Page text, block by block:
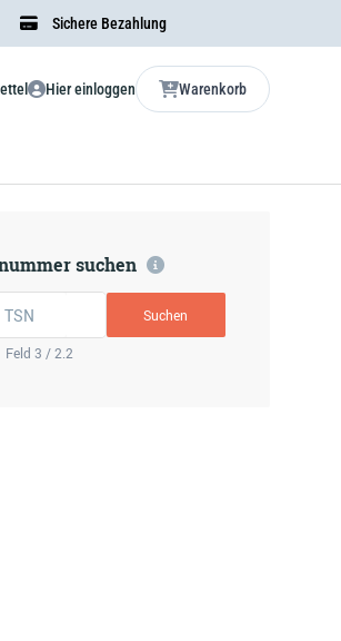
Sichere Bezahlung
Hier einloggen Warenkorb
suchen
TSN
Feld 3 / 2.2
Suchen